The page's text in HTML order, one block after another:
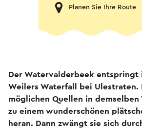
Planen Sie Ihre Route
Der Watervalderbeek entspringt
Weilers Waterfall bei Ulestraten.
möglichen Quellen in demselben
zu einem wunderschönen
heran. Dann zwängt sie sich